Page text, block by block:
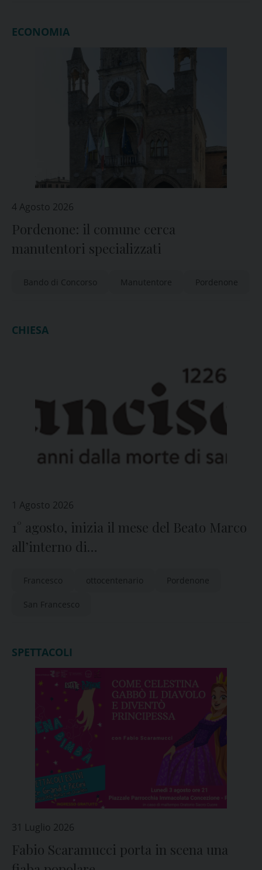
ECONOMIA
4 Agosto 2026
Pordenone: il comune cerca
manutentori specializzati
Bando di Concorso Manutentore Pordenone
CHIESA
1 Agosto 2026
1° agosto, inizia il mese del Beato Marco
all’interno di
Francesco ottocentenario Pordenone
San Francesco
SPETTACOLI
31 Luglio 2026
Fabio Scaramucci porta in scena una